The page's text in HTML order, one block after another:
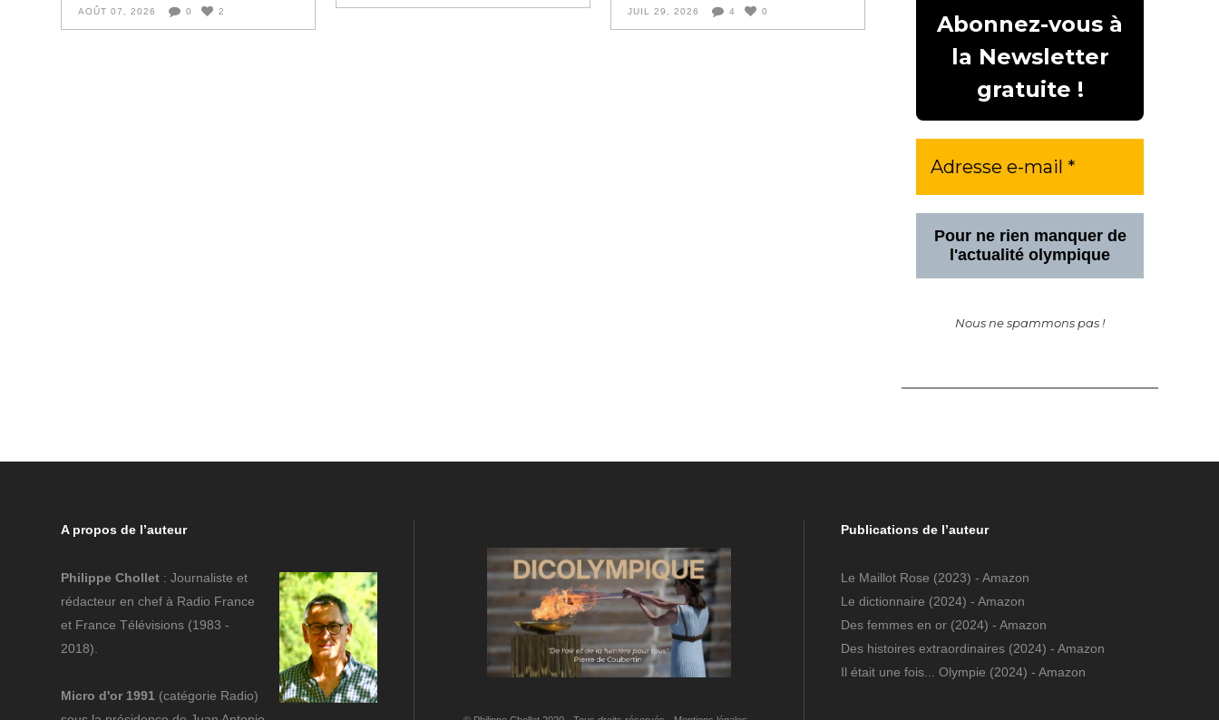
AOÛT 07, 2026 0 2 JUIL 29, 2026 4 0
Pour ne rien manquer de
l'actualité olympique
Nous ne spammons pas !
A propos de l’auteur
Philippe Chollet : Journaliste et
rédacteur en chef à Radio France
et France Télévisions (1983 -
2018).
Micro d'or 1991 (catégorie Radio)
Publications de l’auteur
Le Maillot Rose (2023) - Amazon
Le dictionnaire (2024) - Amazon
Des femmes en or(2024) - Amazon
Des histoires extraordinaires(2024) - Amazon
Il était une fois... Olympie (2024) - Amazon